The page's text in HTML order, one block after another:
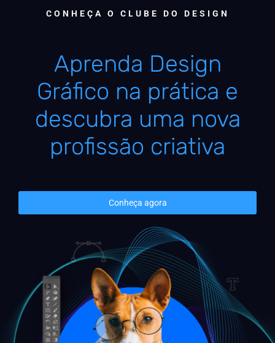
CONHEÇA O CLUBE DO DESIGN
Aprenda Design
Gráfico na prática e
descubra uma nova
profissão criativa
Conheça agora